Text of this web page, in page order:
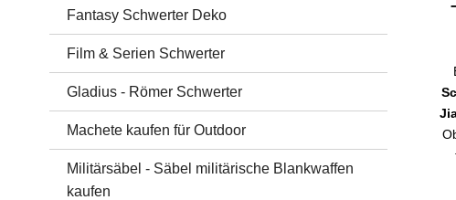
Fantasy Schwerter Deko
Film & Serien Schwerter
Gladius - Römer Schwerter
Machete kaufen für Outdoor
Militärsäbel - Säbel militärische Blankwaffen
kaufen